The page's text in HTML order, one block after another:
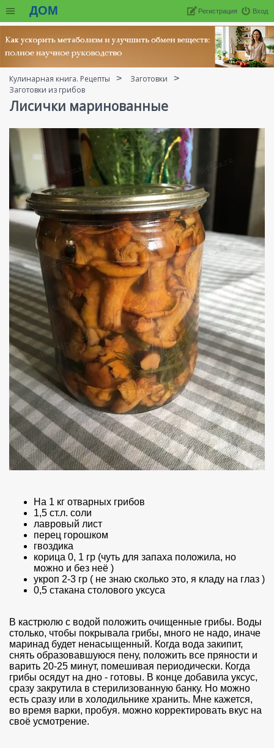
ДОМ Вход
Регистрация
Кулинарная книга. Рецепты
Заготовки
Заготовки из грибов
Лисички маринованные
На 1 кг отварных грибов
1,5 ст.л. соли
лавровый лист
перец горошком
гвоздика
корица 0, 1 гр (чуть для запаха положила, но
можно и без неё )
укроп 2-3 гр ( не знаю сколько это, я кладу на глаз )
0,5 стакана столового уксуса
В кастрюлю с водой положить очищенные грибы. Воды
столько, чтобы покрывала грибы, много не надо, иначе
маринад будет ненасыщенный. Когда вода закипит,
снять образовавшуюся пену, положить все пряности и
варить 20-25 минут, помешивая периодически. Когда
грибы осядут на дно - готовы. В конце добавила уксус,
сразу закрутила в стерилизованную банку. Но можно
есть сразу или в холодильнике хранить. Мне кажется,
во время варки, пробуя. можно корректировать вкус на
своё усмотрение.